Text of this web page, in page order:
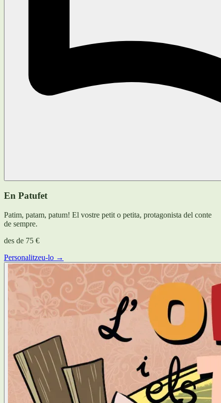
En Patufet
Patim, patam, patum! El vostre petit o petita, protagonista del conte
de sempre.
des de 75 €
Personalitzeu-lo →